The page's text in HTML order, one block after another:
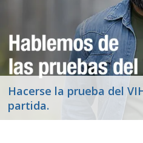
Hacerse la prueba del
partida.